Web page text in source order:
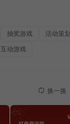
抽奖游戏 活动策划
互动游戏
换一换